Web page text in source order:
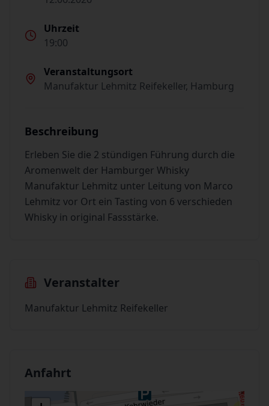
Uhrzeit
19:00
Veranstaltungsort
Manufaktur Lehmitz Reifekeller, Hamburg
Beschreibung
Erleben Sie die 2 stündigen Führung durch die
Aromenwelt der Hamburger Whisky
Manufaktur Lehmitz unter Leitung von Marco
Lehmitz vor Ort ein Tasting von 6 verschieden
Whisky in original Fassstärke.
Veranstalter
Manufaktur Lehmitz Reifekeller
Anfahrt